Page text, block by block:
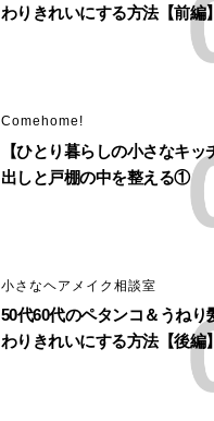
わりきれいにする方法【前編
Comehome!
【ひとり暮らしの小さなキッ
出しと戸棚の中を整える①
小さなヘアメイク相談室
50代60代のペタンコ＆うねり
わりきれいにする方法【後編